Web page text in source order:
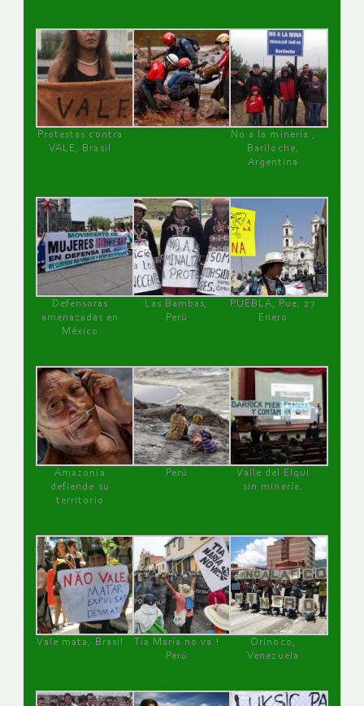
Protestas contra
VALE, Brasil
No a la minería ,
Bariloche,
Argentina
Defensoras
amenazadas en
México
Las Bambas,
Perú
PUEBLA, Pue, 27
Enero
Amazonía
defiende su
territorio
Perú
Valle del Elqui
sin minería.
Vale mata, Brasil
Tía María no va !
Perú
Orinoco,
Venezuela